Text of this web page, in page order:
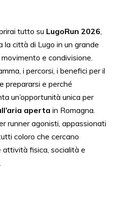
tutto su LugoRun 2026,
la città di Lugo in un grande
e condivisione.
i percorsi, i benefici per il
prepararsi e perché
un’opportunità unica per
aperta in Romagna.
runner agonisti, appassionati
coloro che cercano
attività fisica, socialità e